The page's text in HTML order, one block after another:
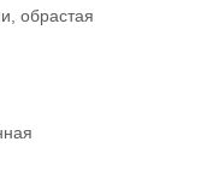
обрастая